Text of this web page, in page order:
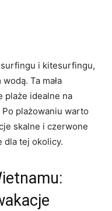
i kitesurfingu,
Ta⁤ mała
plaże idealne⁤ na‌
plażowaniu warto
skalne i czerwone
dla tej okolicy.